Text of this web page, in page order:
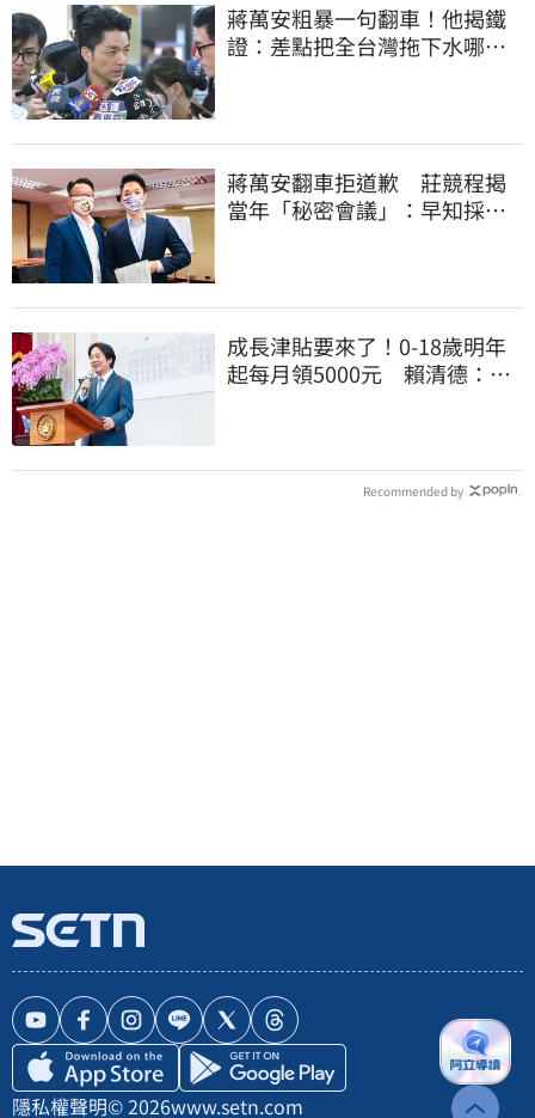
蔣萬安粗暴一句翻車！他揭鐵
證：差點把全台灣拖下水哪時
蔣萬安翻車拒道歉 莊競程揭
當年「秘密會議」：早知採購
成長津貼要來了！0-18歲明年
起每月領5000元 賴清德：此
Recommended by
隱私權聲明© 2026www.setn.com